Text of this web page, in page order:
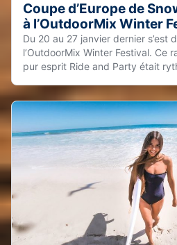
Coupe d’Europe de
à l’OutdoorMix Winter
Du 20 au 27 janvier dernier s’est
l’OutdoorMix Winter Festival. Ce
pur esprit Ride and Party était